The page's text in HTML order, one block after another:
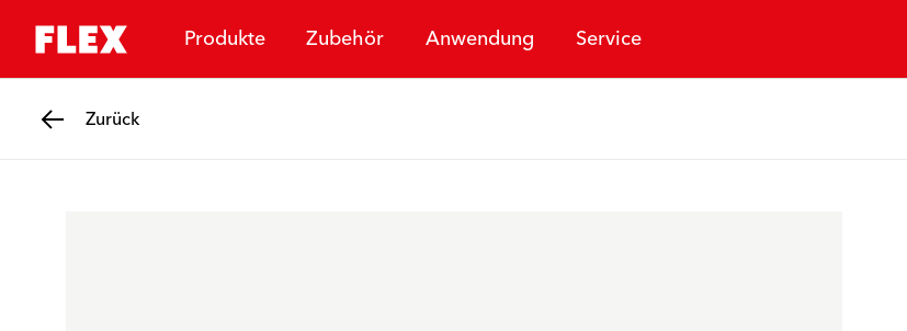
Produkte Zubehör Anwendung Service
Zurück